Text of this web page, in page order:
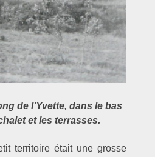
de l’Yvette, dans le bas
et les terrasses.
territoire était une grosse